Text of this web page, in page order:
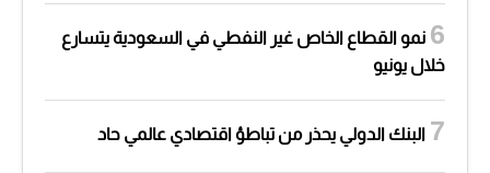
نمو القطاع الخاص غير النفطي في السعودية يتسارع
خلال يونيو
البنك الدولي يحذر من تباطؤ اقتصادي عالمي حاد